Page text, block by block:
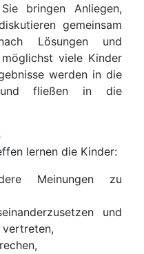
bringen Anliegen,
gemeinsam
Lösungen und
viele Kinder
werden in die
und fließen in die
lernen die Kinder:
Meinungen zu
und